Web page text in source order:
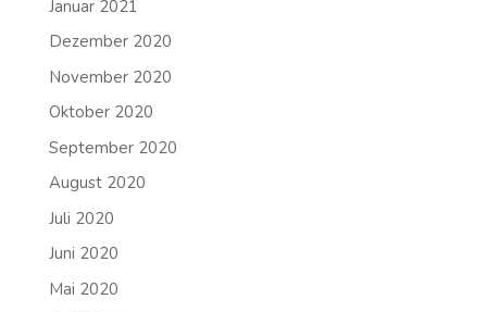
Januar 2021
Dezember 2020
November 2020
Oktober 2020
September 2020
August 2020
Juli 2020
Juni 2020
Mai 2020